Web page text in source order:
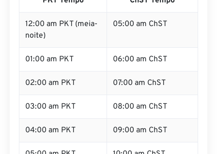
12:00 am PKT (meia-
noite)
05:00 am ChST
01:00 am PKT 06:00 am ChST
02:00 am PKT 07:00 am ChST
03:00 am PKT 08:00 am ChST
04:00 am PKT 09:00 am ChST